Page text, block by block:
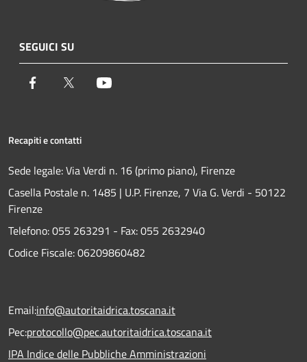
SEGUICI SU
Facebook Twitter
Recapiti e contatti
Sede legale: Via Verdi n. 16 (primo piano), Firenze
Casella Postale n. 1485 | U.P. Firenze, 7 Via G. Verdi - 50122
Firenze
Telefono:055 263291 - Fax:055 2632940
Codice Fiscale: 06209860482
Email:info@autoritaidrica.toscana.it
Pec:protocollo@pec.autoritaidrica.toscana.it
IPA Indice delle Pubbliche Amministrazioni